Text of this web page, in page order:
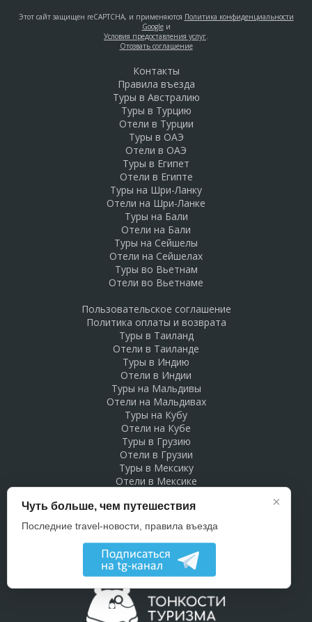
Этот сайт защищен reCAPTCHA, и применяются Политика конфиденциальности
Googleи
Условия предоставления услуг.
Отозвать соглашение
Контакты
Правила въезда
Туры в Австралию
Туры в Турцию
Отели в Турции
Туры в ОАЭ
Отели в ОАЭ
Туры в Египет
Отели в Египте
Туры на Шри-Ланку
Отели на Шри-Ланке
Туры на Бали
Отели на Бали
Туры на Сейшелы
Отели на Сейшелах
Туры во Вьетнам
Отели во Вьетнаме
Пользовательское соглашение
Политика оплаты и возврата
Туры в Таиланд
Отели в Таиланде
Туры в Индию
Отели в Индии
Туры на Мальдивы
Отели на Мальдивах
Туры на Кубу
Отели на Кубе
Туры в Грузию
Отели в Грузии
Туры в Мексику
Отели в Мексике
Отели в Доминикане
Отели в Беларуси
Рекламодателям
×
Чуть больше, чем путешествия
Последние travel-новости, правила въезда